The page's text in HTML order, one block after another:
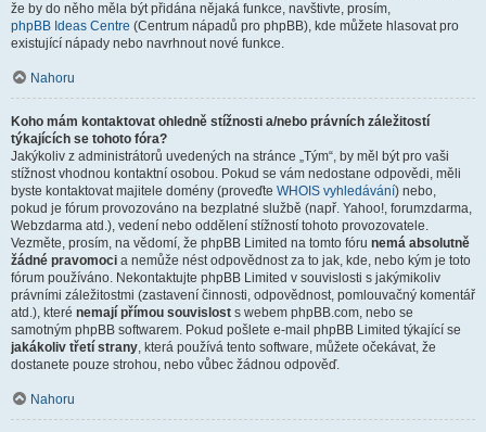
že by do něho měla být přidána nějaká funkce, navštivte, prosím,
phpBB Ideas Centre (Centrum nápadů pro phpBB), kde můžete hlasovat pro
existující nápady nebo navrhnout nové funkce.
Nahoru
Koho mám kontaktovat ohledně stížnosti a/nebo právních záležitostí
týkajících se tohoto fóra?
Jakýkoliv z administrátorů uvedených na stránce „Tým“, by měl být pro vaši
stížnost vhodnou kontaktní osobou. Pokud se vám nedostane odpovědi, měli
byste kontaktovat majitele domény (proveďte WHOIS vyhledávání) nebo,
pokud je fórum provozováno na bezplatné službě (např. Yahoo!, forumzdarma,
Webzdarma atd.), vedení nebo oddělení stížností tohoto provozovatele.
Vezměte, prosím, na vědomí, že phpBB Limited na tomto fóru nemá absolutně
žádné pravomoci a nemůže nést odpovědnost za to jak, kde, nebo kým je toto
fórum používáno. Nekontaktujte phpBB Limited v souvislosti s jakýmikoliv
právními záležitostmi (zastavení činnosti, odpovědnost, pomlouvačný komentář
atd.), které nemají přímou souvislost s webem phpBB.com, nebo se
samotným phpBB softwarem. Pokud pošlete e-mail phpBB Limited týkající se
jakákoliv třetí strany, která používá tento software, můžete očekávat, že
dostanete pouze strohou, nebo vůbec žádnou odpověď.
Nahoru